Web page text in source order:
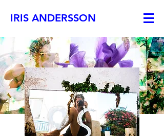
IRIS ANDERSSON